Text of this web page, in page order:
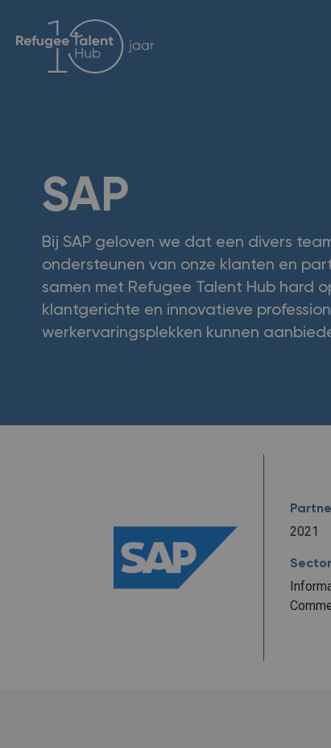
SAP
Bij SAP geloven we dat een divers
ondersteunen van onze klanten en
samen met Refugee Talent Hub hard
klantgerichte en innovatieve
werkervaringsplekken kunnen
2021